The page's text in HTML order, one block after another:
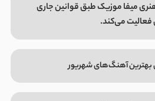
میفا موزیک طبق قوانین جاری
فعالیت می‌کند.
بهترین آهنگ‌های شهریور